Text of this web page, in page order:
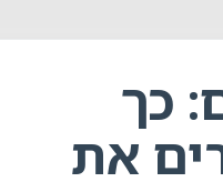
כך
את